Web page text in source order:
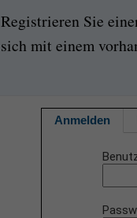
Registrieren Sie
sich mit einem
Anmelden